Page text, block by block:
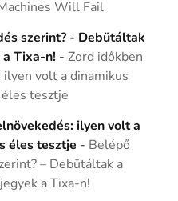
Will Fail
szerint? - Debütáltak
Tixa-n! -Zord időkben
volt a dinamikus
tesztje
ilyen volt a
éles tesztje - Belépő
– Debütáltak a
a Tixa-n!